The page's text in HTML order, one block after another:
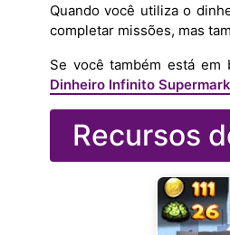
Quando você utiliza o
completar missões, mas
Se você também está
Dinheiro Infinito
Recursos